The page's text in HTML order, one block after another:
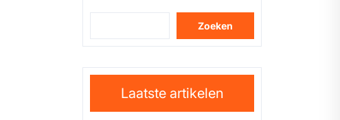
Zoeken
Laatste artikelen